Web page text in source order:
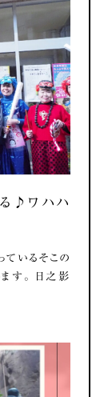
♪ワハハ
いるそこの
す。 日之影